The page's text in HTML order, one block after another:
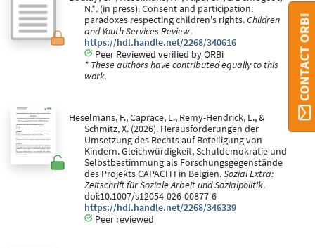
N.*. (in press). Consent and participation:
paradoxes respecting children's rights.Children
and Youth Services Review.
https://hdl.handle.net/2268/340616
Peer Reviewed verified by ORBi
* These authors have contributed equally to this
work.
Heselmans, F., Caprace, L., Remy-Hendrick, L., &
Schmitz, X. (2026). Herausforderungen der
Umsetzung des Rechts auf Beteiligung von
Kindern. Gleichwürdigkeit, Schuldemokratie und
Selbstbestimmung als Forschungsgegenstände
des Projekts CAPACITI in Belgien.Sozial Extra:
Zeitschrift für Soziale Arbeit und Sozialpolitik.
doi:10.1007/s12054-026-00877-6
https://hdl.handle.net/2268/346339
Peer reviewed
CONTACT ORBI